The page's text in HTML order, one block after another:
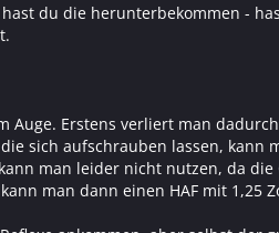
du die herunterbekommen -
Auge. Erstens verliert man
sich aufschrauben lassen, kann
man leider nicht nutzen, da
man dann einen HAF mit 1,25